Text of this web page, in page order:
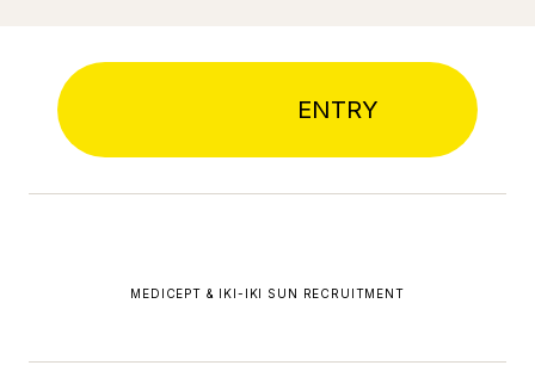
ENTRY
MEDICEPT & IKI-IKI SUN RECRUITMENT